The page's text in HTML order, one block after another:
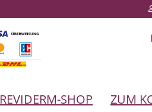
REVIDERM-SHOP ZUM